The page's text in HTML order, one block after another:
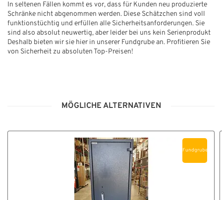
In seltenen Fällen kommt es vor, dass für Kunden neu produzierte
Schränke nicht abgenommen werden. Diese Schätzchen sind voll
funktionstüchtig und erfüllen alle Sicherheitsanforderungen. Sie
sind also absolut neuwertig, aber leider bei uns kein Serienprodukt
Deshalb bieten wir sie hier in unserer Fundgrube an. Profitieren Sie
von Sicherheit zu absoluten Top-Preisen!
MÖGLICHE ALTERNATIVEN
Fundgrube